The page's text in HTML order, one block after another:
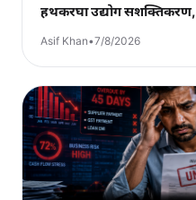
हथकरघा उद्योग
Asif Khan•7/8/2026